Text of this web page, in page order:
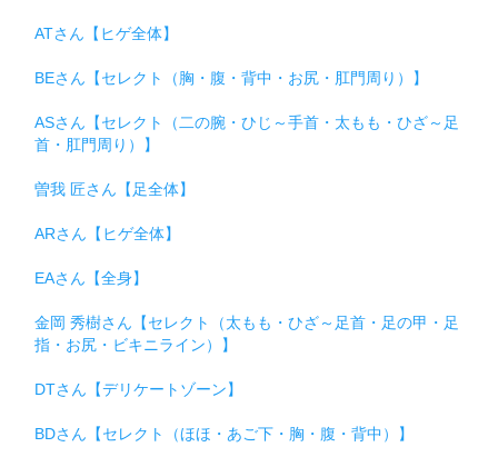
ATさん【ヒゲ全体】
BEさん【セレクト（胸・腹・背中・お尻・肛門周り）】
ASさん【セレクト（二の腕・ひじ～手首・太もも・ひざ～足
首・肛門周り）】
曽我 匠さん【足全体】
ARさん【ヒゲ全体】
EAさん【全身】
金岡 秀樹さん【セレクト（太もも・ひざ～足首・足の甲・足
指・お尻・ビキニライン）】
DTさん【デリケートゾーン】
BDさん【セレクト（ほほ・あご下・胸・腹・背中）】